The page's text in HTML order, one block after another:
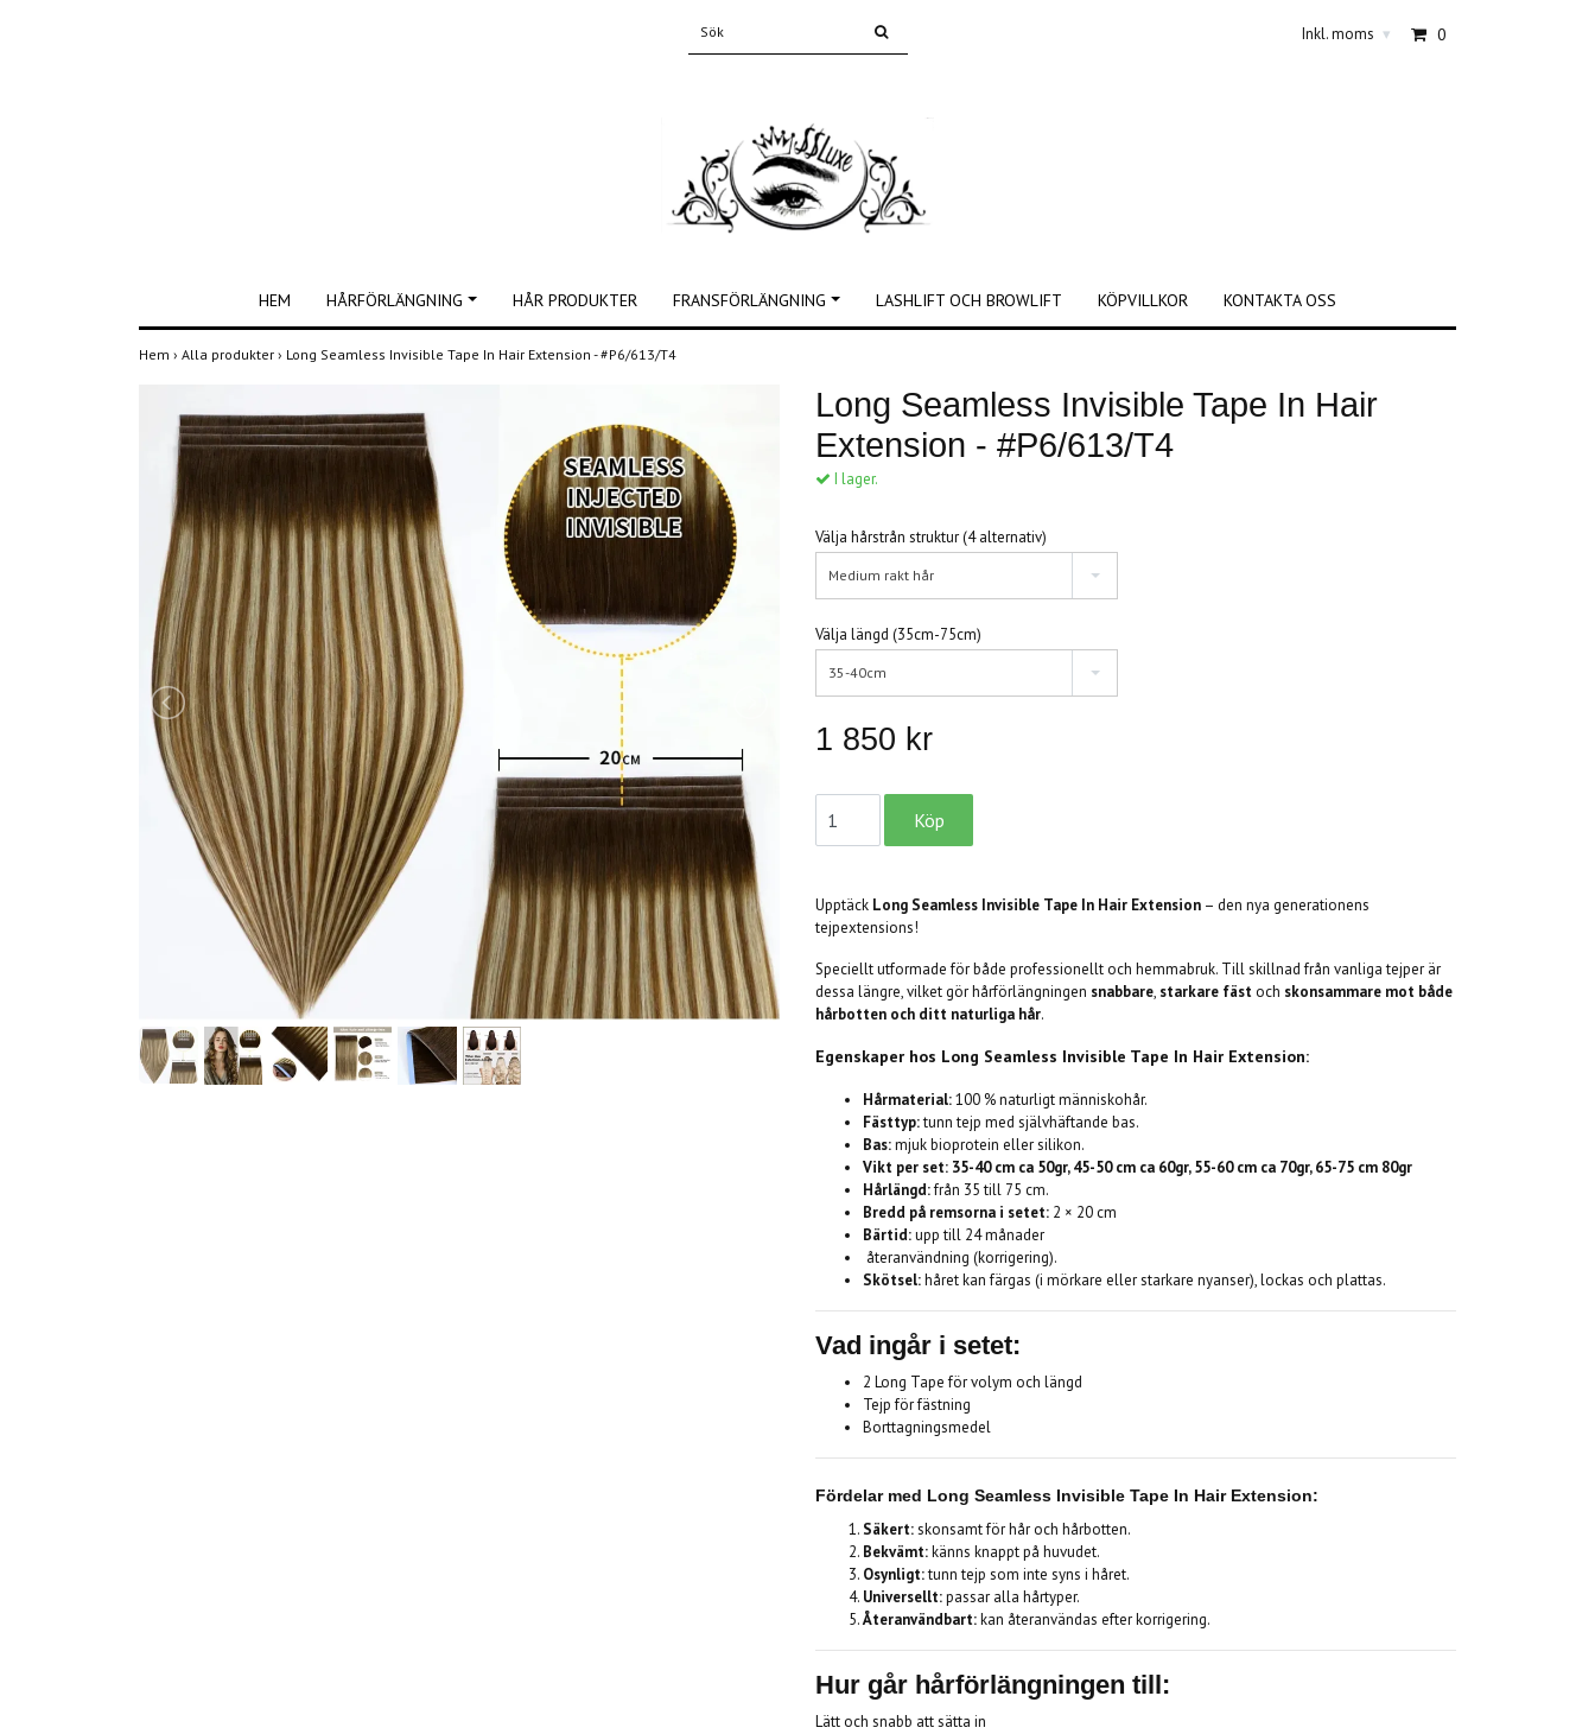
Inkl. moms ▾ 0
HEM HÅRFÖRLÄNGNING HÅR PRODUKTER FRANSFÖRLÄNGNING LASHLIFT OCH BROWLIFT KÖPVILLKOR KONTAKTA OSS
Hem › Alla produkter › Long Seamless Invisible Tape In Hair Extension - #P6/613/T4
Long Seamless Invisible Tape In Hair
Extension - #P6/613/T4
I lager.
Välja hårstrån struktur (4 alternativ)
Medium rakt hår
Välja längd (35cm-75cm)
35-40cm
1 850 kr
Upptäck Long Seamless Invisible Tape In Hair Extension – den nya generationens
tejpextensions!
Speciellt utformade för både professionellt och hemmabruk. Till skillnad från vanliga tejper är
dessa längre, vilket gör hårförlängningen snabbare, starkare fäst och skonsammare mot både
hårbotten och ditt naturliga hår.
Egenskaper hos Long Seamless Invisible Tape In Hair Extension:
Hårmaterial:100 % naturligt människohår.
Fästtyp:tunn tejp med självhäftande bas.
Bas:mjuk bioprotein eller silikon.
Vikt per set: 35-40 cm ca 50gr, 45-50 cm ca 60gr, 55-60 cm ca 70gr, 65-75 cm 80gr
Hårlängd:från 35 till 75 cm.
Bredd på remsorna i setet: 2 × 20 cm
Bärtid:upp till 24 månader
återanvändning (korrigering).
Skötsel:håret kan färgas (i mörkare eller starkare nyanser), lockas och plattas.
Vad ingår i setet:
2 Long Tape för volym och längd
Tejp för fästning
Borttagningsmedel
Fördelar med Long Seamless Invisible Tape In Hair Extension:
Säkert:skonsamt för hår och hårbotten.
Bekvämt:känns knappt på huvudet.
Osynligt:tunn tejp som inte syns i håret.
Universellt:passar alla hårtyper.
Återanvändbart:kan återanvändas efter korrigering.
Hur går hårförlängningen till:
Lätt och snabb att sätta in